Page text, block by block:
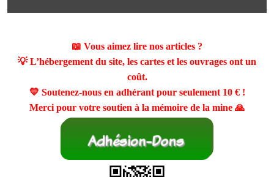
📖 Vous aimez lire nos articles ?
💡 L’hébergement du site, les cartes et les ouvrages ont un
coût.
💛 Soutenez-nous en adhérant pour seulement 10 €!
Merci pour votre soutien à la mémoire de la mine 🙏